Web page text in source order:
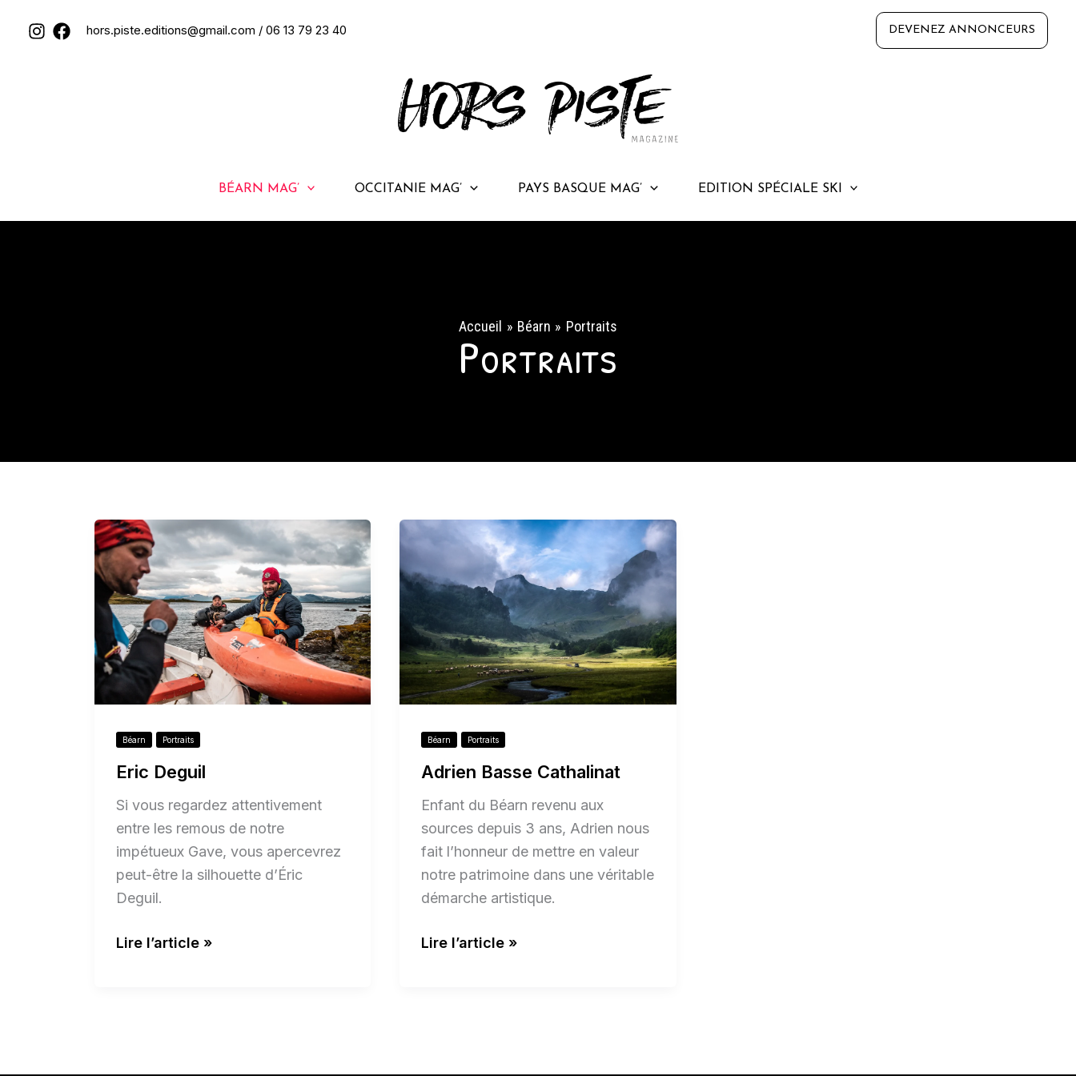
hors.piste.editions@gmail.com / 06 13 79 23 40 DEVENEZ ANNONCEURS
BÉARN MAG’ OCCITANIE MAG’ PAYS BASQUE MAG’ EDITION SPÉCIALE SKI
Accueil Béarn Portraits
Portraits
Béarn Portraits
Eric Deguil
Si vous regardez attentivement
entre les remous de notre
impétueux Gave, vous apercevrez
peut-être la silhouette d’Éric
Deguil.
Eric
Deguil
Lire l’article »
Béarn Portraits
Adrien Basse Cathalinat
Enfant du Béarn revenu aux
sources depuis 3 ans, Adrien nous
fait l’honneur de mettre en valeur
notre patrimoine dans une véritable
démarche artistique.
Adrien
Basse
Cathalinat
Lire l’article »